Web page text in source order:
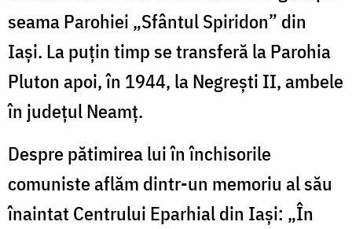
seama Parohiei „Sfântul Spiridon” din
Iași. La puțin timp se transferă la Parohia
Pluton apoi, în 1944, la Negrești II, ambele
în județul Neamț.
Despre pătimirea lui în închisorile
comuniste aflăm dintr-un memoriu al său
înaintat Centrului Eparhial din Iași: „În